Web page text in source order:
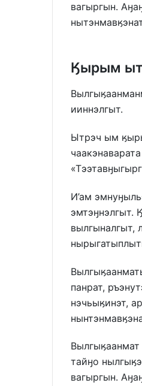
вагыргын.
Ӄырым
ииннэлгыт.
Ытрэч ым
И’ам
эмтэӈнэлгыт.
вылгыналгыт,
панрат,
нэчьыӄинэт,
тайӈо
вагыргын.